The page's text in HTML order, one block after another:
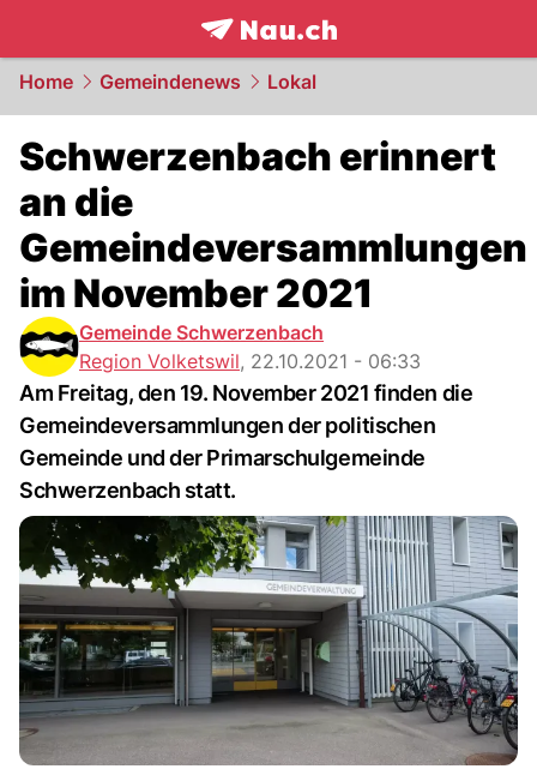
frontpage.NAU.ch
Home Gemeindenews Lokal
Schwerzenbach erinnert
an die
Gemeindeversammlungen
im November 2021
Gemeinde Schwerzenbach
Region Volketswil, 22.10.2021 - 06:33
Am Freitag, den 19. November 2021 finden die
Gemeindeversammlungen der politischen
Gemeinde und der Primarschulgemeinde
Schwerzenbach statt.